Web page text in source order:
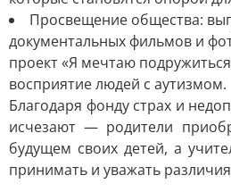
Просвещение общества:
документальных фильмов и
проект «Я мечтаю
восприятие людей с аутизмом.
Благодаря фонду страх и
исчезают — родители
будущем своих детей, а
принимать и уважать